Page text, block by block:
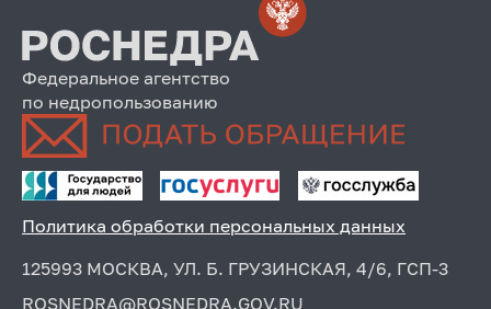
Федеральное агентство
по недропользованию
Политика обработки персональных данных
125993 МОСКВА, УЛ. Б. ГРУЗИНСКАЯ, 4/6, ГСП-3
ROSNEDRA@ROSNEDRA.GOV.RU